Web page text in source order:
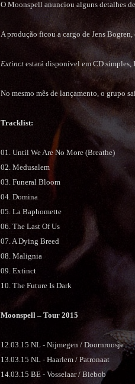
O Moonspell anunciou alguns detalhes
A produção ficou a cargo de Jens
Extinct estará disponível em CD
No mesmo mês de lançamento, o grupo
Tracklist:
01. Until We Are No More (Breathe)
02. Medusalem
03. Funeral Bloom
04. Domina
05. La Baphomette
06. The Last Of Us
07. A Dying Breed
08. Malignia
09. Extinct
10. The Future Is Dark
Moonspell – Tour 2015
12.03.15 NL - Nijmegen / Doornroosje
13.03.15 NL - Haarlem / Patronaat
14.03.15 BE - Vosselaar / Biebob